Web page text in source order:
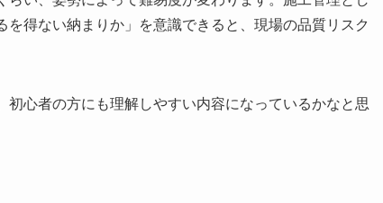
得ない納まりか」を意識できると、現場の品質リスク
心者の方にも理解しやすい内容になっているかなと思